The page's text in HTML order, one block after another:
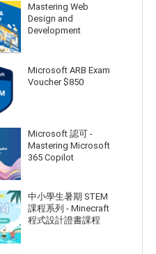
Mastering Web
Design and
Development
Microsoft ARB Exam
Voucher $850
Microsoft 認可 -
Mastering Microsoft
365 Copilot
中小學生暑期 STEM
課程系列 - Minecraft
程式設計證書課程